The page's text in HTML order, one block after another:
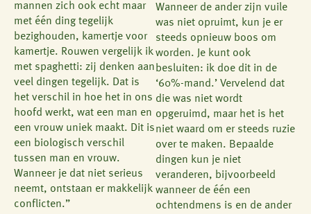
mannen zich ook echt maar
met één ding tegelijk
bezighouden, kamertje voor
kamertje. Rouwen vergelijk ik
met spaghetti: zij denken aan
veel dingen tegelijk. Dat is
het verschil in hoe het in ons
hoofd werkt, wat een man en
een vrouw uniek maakt. Dit is
een biologisch verschil
tussen man en vrouw.
Wanneer je dat niet serieus
neemt, ontstaan er makkelijk
conflicten.”
Wanneer de ander zijn vuile
was niet opruimt, kun je er
steeds opnieuw boos om
worden. Je kunt ook
besluiten: ik doe dit in de
‘60%-mand.’ Vervelend dat
die was niet wordt
opgeruimd, maar het is het
niet waard om er steeds ruzie
over te maken. Bepaalde
dingen kun je niet
veranderen, bijvoorbeeld
wanneer de één een
ochtendmens is en de ander